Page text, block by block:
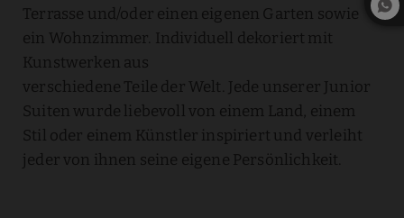
Terrasse und/oder einen eigenen Garten sowie
ein Wohnzimmer. Individuell dekoriert mit
Kunstwerken aus
verschiedene Teile der Welt. Jede unserer Junior
Suiten wurde liebevoll von einem Land, einem
Stil oder einem Künstler inspiriert und verleiht
jeder von ihnen seine eigene Persönlichkeit.